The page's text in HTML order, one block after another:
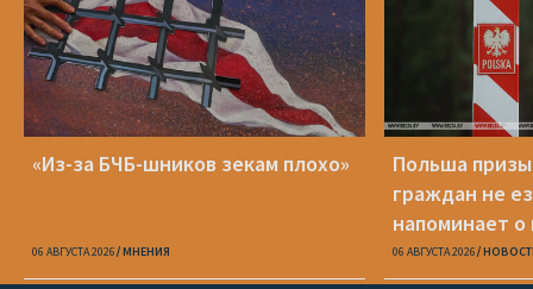
«Из-за БЧБ-шников зекам плохо»
06 АВГУСТА 2026 МНЕНИЯ
Польша
граждан не
напоминает
опасности
06 АВГУСТА 2026